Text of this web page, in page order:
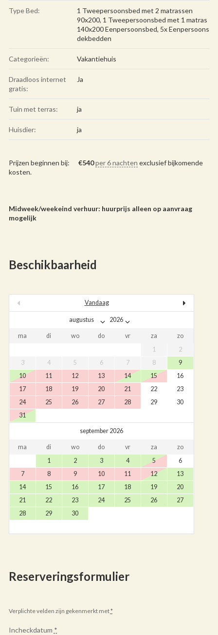
Type Bed:
1 Tweepersoonsbed met 2 matrassen
90x200, 1 Tweepersoonsbed met 1 matras
140x200 Eenpersoonsbed, 5x Eenpersoons
dekbedden
Categorieën: Vakantiehuis
Draadloos internet
gratis:
Ja
Tuin met terras: ja
Huisdier: ja
Prijzen beginnen bij: €540 per 6 nachten exclusief bijkomende
kosten.
Midweek/weekeind verhuur: huurprijs alleen op aanvraag
mogelijk
Beschikbaarheid
Vandaag
ma di wo do vr za
zo
1
2
3
4 5 6 7 8
9
10
11 12 13 14 15
16
17
18 19 20 21 22
23
24
25 26 27 28 29
30
31
september 2026
ma di wo do vr za
zo
1
2 3 4 5
6
7
8 9 10 11 12
13
14
15 16 17 18 19
20
21
22 23 24 25 26
27
28
29 30
Reserveringsformulier
Verplichte velden zijn gekenmerkt met*
Incheckdatum *